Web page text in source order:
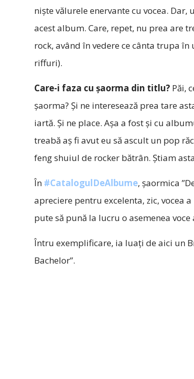
niște vălurele enervante cu vocea.
acest album. Care, repet, nu prea are
rock, având în vedere ce cânta trupa
riffuri).
Care-i faza cu șaorma din titlu?Păi,
șaorma? Și ne interesează prea tare
iartă. Și ne place. Așa a fost și cu
treabă aș fi avut eu să ascult un pop
feng shuiul de rocker bătrân. Știam
În #CatalogulDeAlbume, șaormica
apreciere pentru excelenta, zic, vocea
pute să pună la lucru o asemenea
Întru exemplificare, ia luați de aici un
Bachelor”.